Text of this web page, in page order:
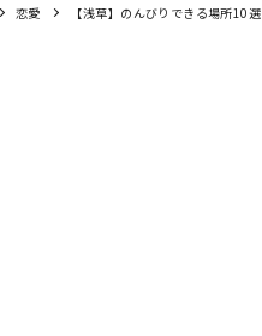
恋愛 【浅草】のんびりできる場所10